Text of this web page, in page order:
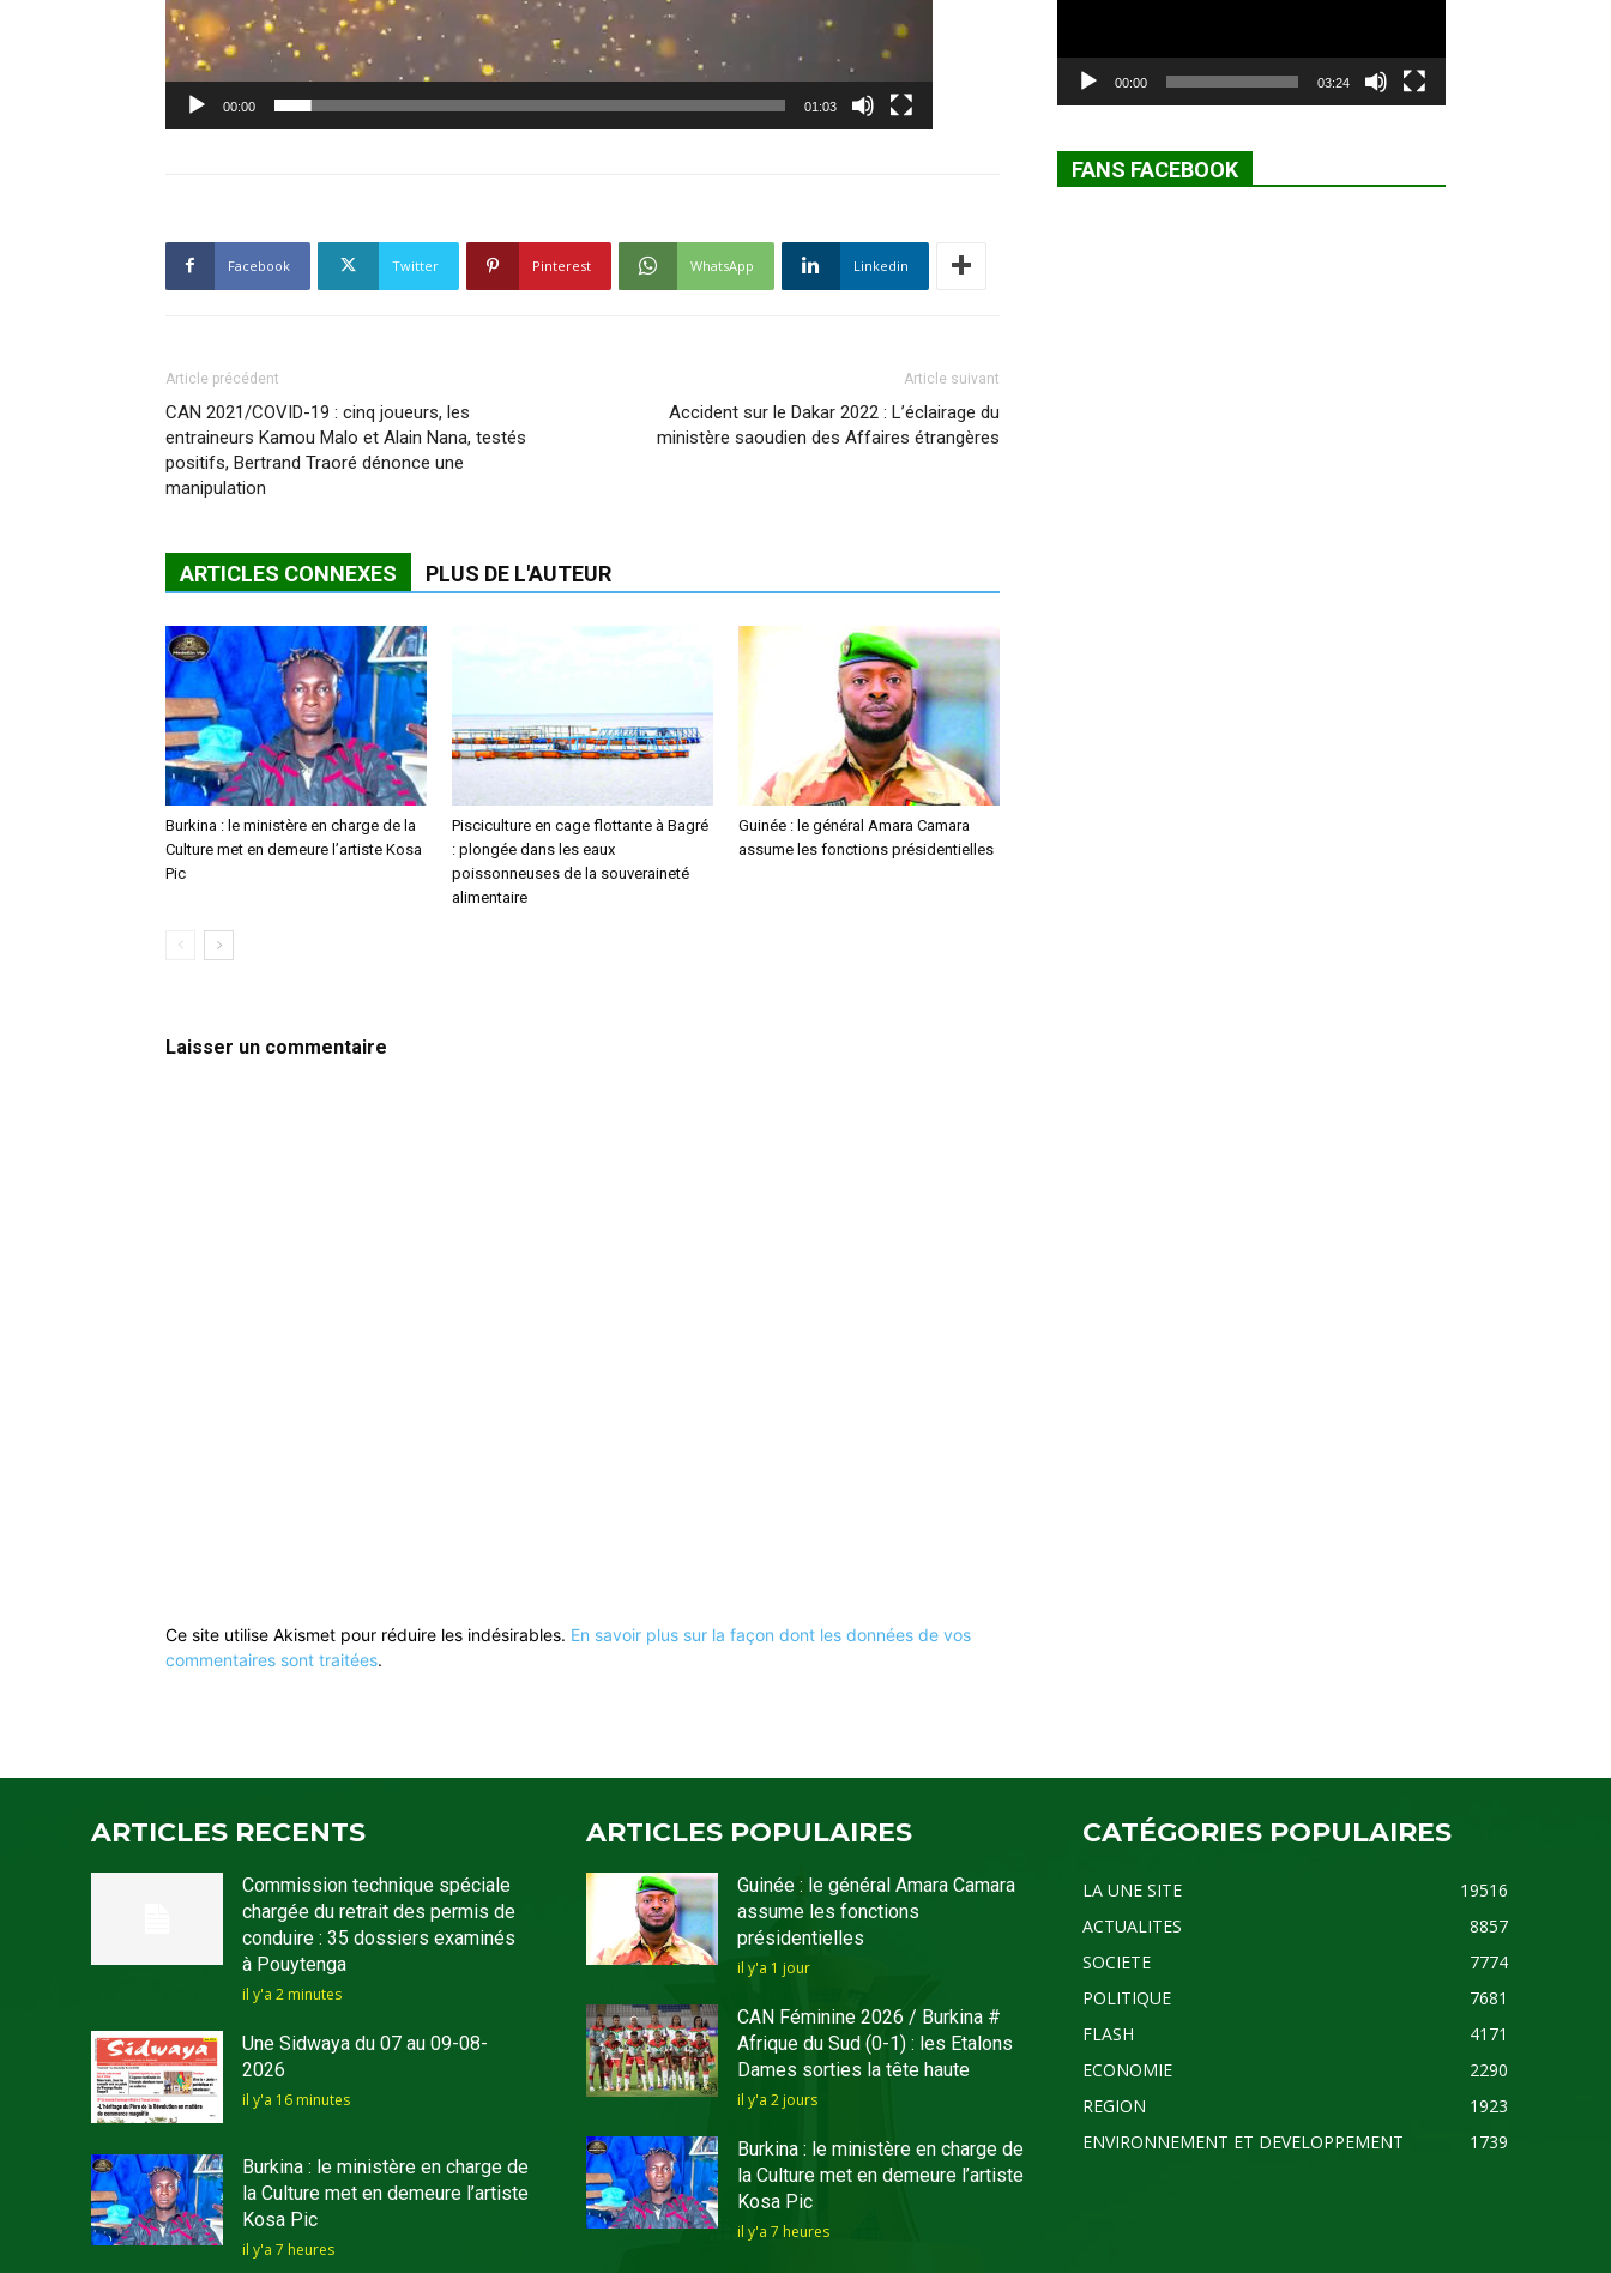
00:00 01:03
Facebook Twitter Pinterest WhatsApp Linkedin
Article précédent
CAN 2021/COVID-19 : cinq joueurs, les
entraineurs Kamou Malo et Alain Nana, testés
positifs, Bertrand Traoré dénonce une
manipulation
Article suivant
Accident sur le Dakar 2022 : L’éclairage du
ministère saoudien des Affaires étrangères
ARTICLES CONNEXES PLUS DE L'AUTEUR
Burkina : le ministère en charge de la
Culture met en demeure l’artiste Kosa
Pic
Pisciculture en cage flottante à Bagré
: plongée dans les eaux
poissonneuses de la souveraineté
alimentaire
Guinée : le général Amara Camara
assume les fonctions présidentielles
Laisser un commentaire
Ce site utilise Akismet pour réduire les indésirables. En savoir plus sur la façon dont les données de vos
commentaires sont traitées.
00:00 03:24
FANS FACEBOOK
ARTICLES RECENTS
Commission technique spéciale
chargée du retrait des permis de
conduire : 35 dossiers examinés
à Pouytenga
il y'a 2 minutes
Une Sidwaya du 07 au 09-08-
2026
il y'a 16 minutes
Burkina : le ministère en charge de
la Culture met en demeure l’artiste
Kosa Pic
il y'a 7 heures
ARTICLES POPULAIRES
Guinée : le général Amara Camara
assume les fonctions
présidentielles
il y'a 1 jour
CAN Féminine 2026 / Burkina #
Afrique du Sud (0-1) : les Etalons
Dames sorties la tête haute
il y'a 2 jours
Burkina : le ministère en charge de
la Culture met en demeure l’artiste
Kosa Pic
il y'a 7 heures
CATÉGORIES POPULAIRES
LA UNE SITE
19516
ACTUALITES
8857
SOCIETE
7774
POLITIQUE
7681
FLASH
4171
ECONOMIE
2290
REGION
1923
ENVIRONNEMENT ET DEVELOPPEMENT
1739